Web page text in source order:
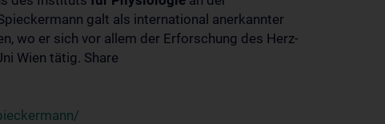
galt als international anerkannter
wo er sich vor allem der Erforschung des Herz-
Wien tätig. Share